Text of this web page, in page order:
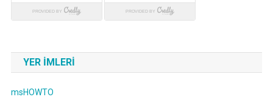
YER IMLERI
msHOWTO